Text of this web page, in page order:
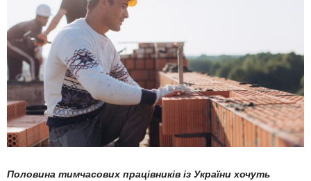
Половина тимчасових працівників із України хочуть